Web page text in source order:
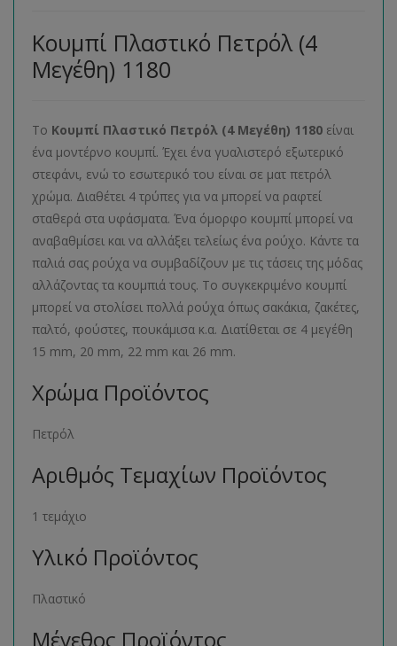
Κουμπί Πλαστικό Πετρόλ (4
Μεγέθη) 1180
Το Κουμπί Πλαστικό Πετρόλ (4 Μεγέθη) 1180 είναι
ένα μοντέρνο κουμπί. Έχει ένα γυαλιστερό εξωτερικό
στεφάνι, ενώ το εσωτερικό του είναι σε ματ πετρόλ
χρώμα. Διαθέτει 4 τρύπες για να μπορεί να ραφτεί
σταθερά στα υφάσματα. Ένα όμορφο κουμπί μπορεί να
αναβαθμίσει και να αλλάξει τελείως ένα ρούχο. Κάντε τα
παλιά σας ρούχα να συμβαδίζουν με τις τάσεις της μόδας
αλλάζοντας τα κουμπιά τους. Το συγκεκριμένο κουμπί
μπορεί να στολίσει πολλά ρούχα όπως σακάκια, ζακέτες,
παλτό, φούστες, πουκάμισα κ.α. Διατίθεται σε 4 μεγέθη
15 mm, 20 mm, 22 mm και 26 mm.
Χρώμα Προϊόντος
Πετρόλ
Αριθμός Τεμαχίων Προϊόντος
1 τεμάχιο
Υλικό Προϊόντος
Πλαστικό
Μέγεθος Προϊόντος